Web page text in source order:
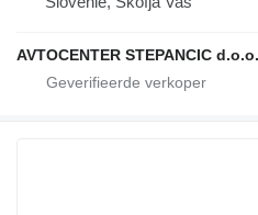
AVTOCENTER STEPANCIC d.o.o.